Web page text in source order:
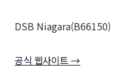
DSB Niagara(B66150)
공식 웹사이트 →